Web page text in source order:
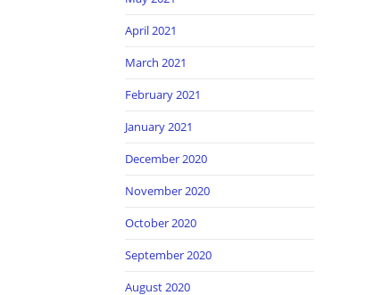
April 2021
March 2021
February 2021
January 2021
December 2020
November 2020
October 2020
September 2020
August 2020